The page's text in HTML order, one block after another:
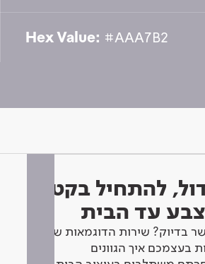
Hex Value: #AAA7B2
להתחיל בקטן -
עד הבית
בדיוק? שירות הדוגמאות שלנו
בעצמכם איך הגוונים